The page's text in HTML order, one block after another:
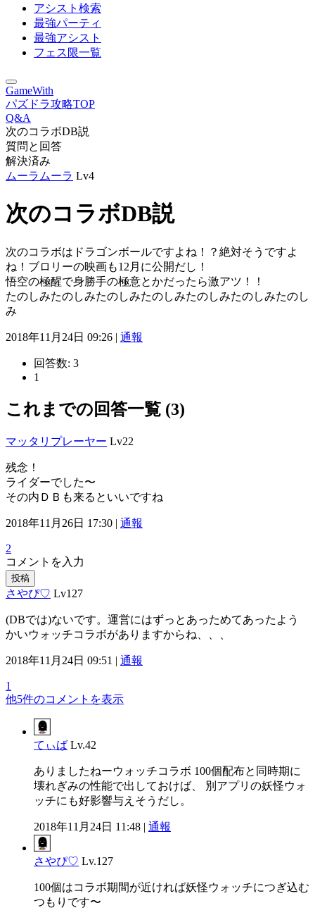
アシスト検索
最強パーティ
最強アシスト
フェス限一覧
GameWith
パズドラ攻略TOP
Q&A
次のコラボDB説
質問と回答
解決済み
ムーラムーラ Lv4
次のコラボDB説
次のコラボはドラゴンボールですよね！？絶対そうですよ
ね！ブロリーの映画も12月に公開だし！
悟空の極醒で身勝手の極意とかだったら激アツ！！
たのしみたのしみたのしみたのしみたのしみたのしみたのし
み
2018年11月24日 09:26 | 通報
回答数: 3
1
これまでの回答一覧 (3)
マッタリプレーヤー Lv22
残念！
ライダーでした〜
その内ＤＢも来るといいですね
2018年11月26日 17:30 | 通報
2
コメントを入力
投稿
さやぴ♡ Lv127
(DBでは)ないです。運営にはずっとあっためてあったよう
かいウォッチコラボがありますからね、、、
2018年11月24日 09:51 | 通報
1
他5件のコメントを表示
てぃば Lv.42
ありましたねーウォッチコラボ 100個配布と同時期に
壊れぎみの性能で出しておけば、 別アプリの妖怪ウォ
ッチにも好影響与えそうだし。
2018年11月24日 11:48 | 通報
さやぴ♡ Lv.127
100個はコラボ期間が近ければ妖怪ウォッチにつぎ込む
つもりです〜